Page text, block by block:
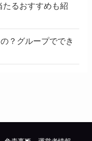
たるおすすめも紹
？グループででき